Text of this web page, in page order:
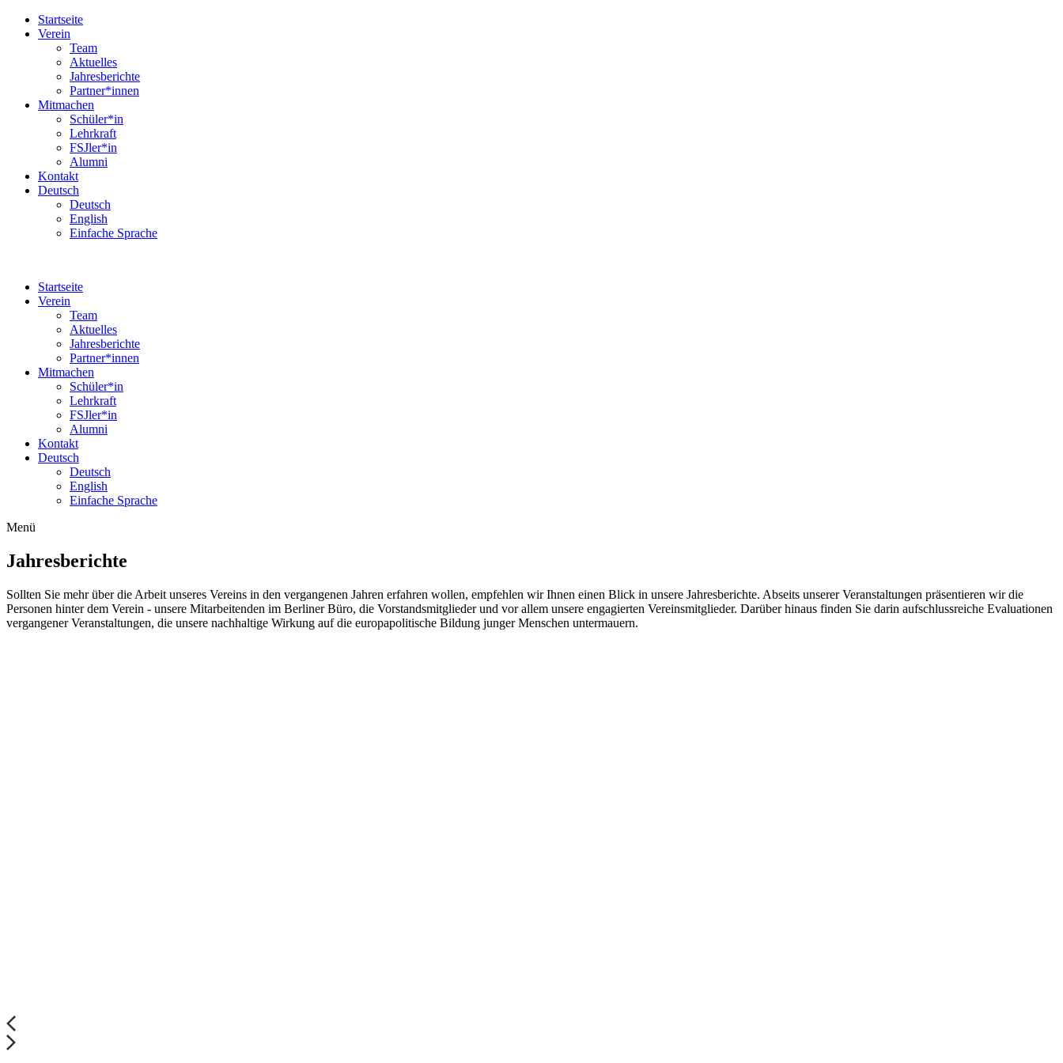
Startseite
Verein
Team
Aktuelles
Jahresberichte
Partner*innen
Mitmachen
Schüler*in
Lehrkraft
FSJler*in
Alumni
Kontakt
Deutsch
Deutsch
English
Einfache Sprache
Startseite
Verein
Team
Aktuelles
Jahresberichte
Partner*innen
Mitmachen
Schüler*in
Lehrkraft
FSJler*in
Alumni
Kontakt
Deutsch
Deutsch
English
Einfache Sprache
Menü
Jahresberichte
Sollten Sie mehr über die Arbeit unseres Vereins in den vergangenen Jahren erfahren wollen, empfehlen wir Ihnen einen Blick in unsere Jahresberichte. Abseits unserer Veranstaltungen präsentieren wir die
Personen hinter dem Verein - unsere Mitarbeitenden im Berliner Büro, die Vorstandsmitglieder und vor allem unsere engagierten Vereinsmitglieder. Darüber hinaus finden Sie darin aufschlussreiche Evaluationen
vergangener Veranstaltungen, die unsere nachhaltige Wirkung auf die europapolitische Bildung junger Menschen untermauern.